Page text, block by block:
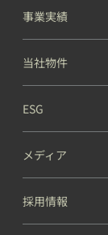
事業実績
当社物件
ESG
メディア
採用情報